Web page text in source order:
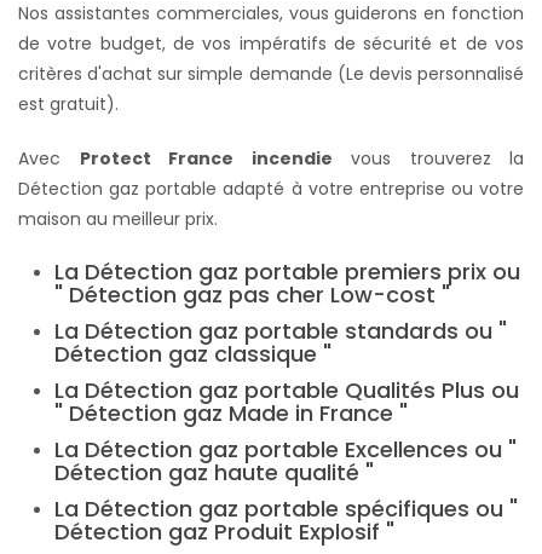
Nos assistantes commerciales, vous guiderons en fonction
de votre budget, de vos impératifs de sécurité et de vos
critères d'achat sur simple demande (Le devis personnalisé
est gratuit).
Avec Protect France incendie vous trouverez la
Détection gaz portable adapté à votre entreprise ou votre
maison au meilleur prix.
La Détection gaz portable premiers prix ou
" Détection gaz pas cher Low-cost "
La Détection gaz portable standards ou "
Détection gaz classique "
La Détection gaz portable Qualités Plus ou
" Détection gaz Made in France "
La Détection gaz portable Excellences ou "
Détection gaz haute qualité "
La Détection gaz portable spécifiques ou "
Détection gaz Produit Explosif "